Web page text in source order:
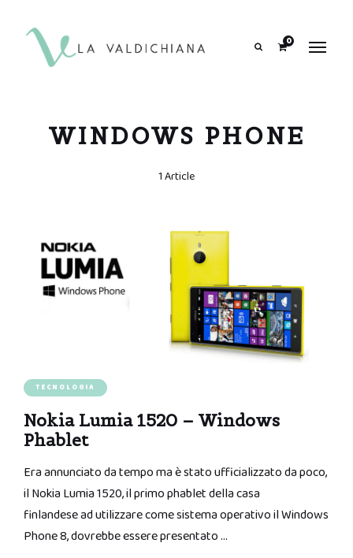
0
WINDOWS PHONE
1 Article
TECNOLOGIA
Nokia Lumia 1520 – Windows
Phablet
Era annunciato da tempo ma è stato ufficializzato da poco,
il Nokia Lumia 1520, il primo phablet della casa
finlandese ad utilizzare come sistema operativo il Windows
Phone 8, dovrebbe essere presentato …